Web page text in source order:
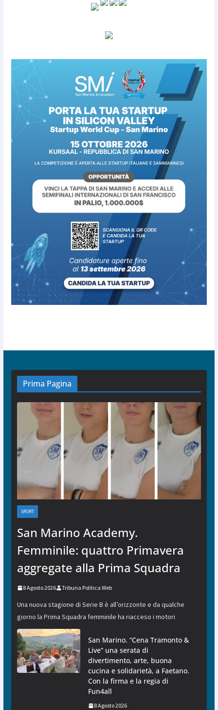
Prima Pagina
SPORT
San Marino Academy.
Femminile: quattro Primavera
aggregate alla Prima Squadra
8 Agosto 2026 Tribuna Politica Web
Una nuova stagione di Serie B è all’orizzonte e da qualche
giorno la Prima Squadra femminile ha riacceso i motori
San Marino. “Cena Tramonto &
Live” una serata di
divertimento, arte, buona
cucina e solidarietà, a Faetano.
Con la firma e la regia di
Fun4all
8 Agosto 2026